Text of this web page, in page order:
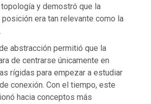
y demostró que la
era tan relevante como la
abstracción permitió que la
de centrarse únicamente en
rígidas para empezar a estudiar
conexión. Con el tiempo, este
hacia conceptos más